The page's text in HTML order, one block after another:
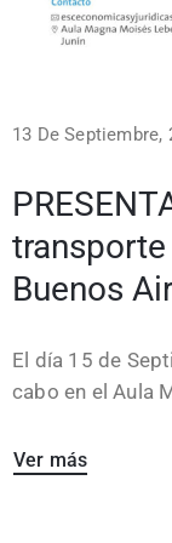
13 De Septiembre,
Buenos
El día 15 de
cabo en el Aula
Ver más